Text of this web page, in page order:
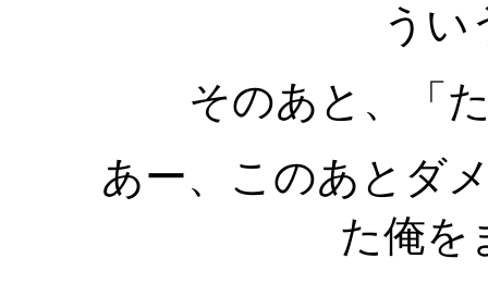
うい
そのあと、「
あー、このあとダ
た俺を